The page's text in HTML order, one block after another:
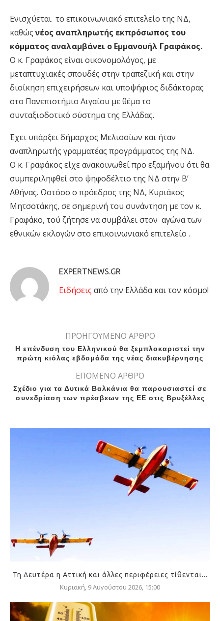
Eνισχύεται το επικοινωνιακό επιτελείο της ΝΔ,
καθώςνέος αναπληρωτής εκπρόσωπος του
κόμματος αναλαμβάνει ο Εμμανουήλ Γραφάκος.
Ο κ. Γραφάκος είναι οικονομολόγος, με
μεταπτυχιακές σπουδές στην τραπεζική και στην
διοίκηση επιχειρήσεων και υποψήφιος διδάκτορας
στο Πανεπιστήμιο Αιγαίου με θέμα το
συνταξιοδοτικό σύστημα της Ελλάδας.
Έχει υπάρξει δήμαρχος Μελισσίων και ήταν
αναπληρωτής γραμματέας προγράμματος της ΝΔ.
Ο κ. Γραφάκος είχε ανακοινωθεί προ εξαμήνου ότι θα
συμπεριληφθεί στο ψηφοδέλτιο της ΝΔ στην Β’
Αθήνας. Ωστόσο ο πρόεδρος της ΝΔ, Κυριάκος
Μητσοτάκης, σε σημερινή του συνάντηση με τον κ.
Γραφάκο, τού ζήτησε να συμβάλει στον αγώνα των
εθνικών εκλογών στο επικοινωνιακό επιτελείο .
EXPERTNEWS.GR
Eιδήσεις από την Ελλάδα και τον κόσμο!
ΠΡΟΗΓΟΥΜΕΝΟ ΑΡΘΡΟ
Η επένδυση του Ελληνικού θα ξεμπλοκαριστεί την
πρώτη κιόλας εβδομάδα της νέας διακυβέρνησης
ΕΠΟΜΕΝΟ ΑΡΘΡΟ
Σχέδιο για τα Δυτικά Βαλκάνια θα παρουσιαστεί σε
συνεδρίαση των πρέσβεων της ΕΕ στις Βρυξέλλες
Τη Δευτέρα η Αττική και άλλες περιφέρειες τίθενται...
Κυριακή, 9 Αυγούστου 2026, 15:00